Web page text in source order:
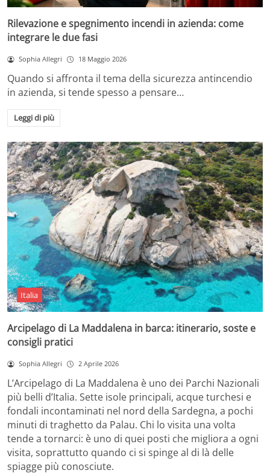
Rilevazione e spegnimento incendi in azienda: come
integrare le due fasi
Sophia Allegri 18 Maggio 2026
Quando si affronta il tema della sicurezza antincendio
in azienda, si tende spesso a pensare…
Leggi di più
Italia
Arcipelago di La Maddalena in barca: itinerario, soste e
consigli pratici
Sophia Allegri 2 Aprile 2026
L’Arcipelago di La Maddalena è uno dei Parchi Nazionali
più belli d’Italia. Sette isole principali, acque turchesi e
fondali incontaminati nel nord della Sardegna, a pochi
minuti di traghetto da Palau. Chi lo visita una volta
tende a tornarci: è uno di quei posti che migliora a ogni
visita, soprattutto quando ci si spinge al di là delle
spiagge più conosciute.